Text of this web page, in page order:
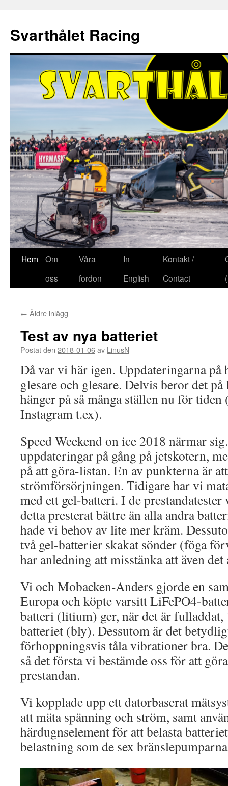
innehåll
Svarthålet Racing
Hem
Om
oss
Våra
fordon
In
English
Kontakt /
Contact
← Äldre inlägg
Test av nya batteriet
Postat den 2018-01-06av LinusN
Då var vi här igen. Uppdateringarna på
glesare och glesare. Delvis beror det
hänger på så många ställen nu för tiden
Instagram t.ex).
Speed Weekend on ice 2018 närmar
uppdateringar på gång på jetskotern,
på att göra-listan. En av punkterna är
strömförsörjningen. Tidigare har vi
med ett gel-batteri. I de
detta presterat bättre än alla andra
hade vi behov av lite mer kräm.
två gel-batterier skakat sönder (föga
har anledning att misstänka att även
Vi och Mobacken-Anders gjorde en
Europa och köpte varsitt LiFePO4-
batteri (litium) ger, när det är
batteriet (bly). Dessutom är det
förhoppningsvis tåla vibrationer bra.
så det första vi bestämde oss för att
prestandan.
Vi kopplade upp ett datorbaserat
att mäta spänning och ström, samt
härdugnselement för att belasta
belastning som de sex